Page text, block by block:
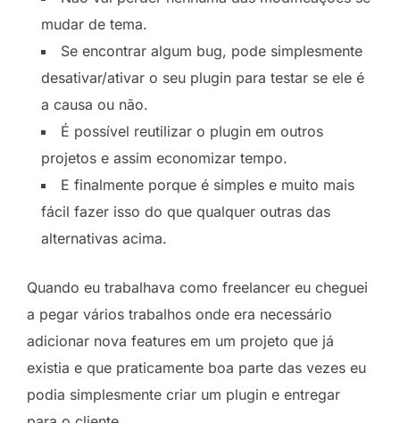
mudar de tema.
Se encontrar algum bug, pode simplesmente
desativar/ativar o seu plugin para testar se ele é
a causa ou não.
É possível reutilizar o plugin em outros
projetos e assim economizar tempo.
E finalmente porque é simples e muito mais
fácil fazer isso do que qualquer outras das
alternativas acima.
Quando eu trabalhava como freelancer eu cheguei
a pegar vários trabalhos onde era necessário
adicionar nova features em um projeto que já
existia e que praticamente boa parte das vezes eu
podia simplesmente criar um plugin e entregar